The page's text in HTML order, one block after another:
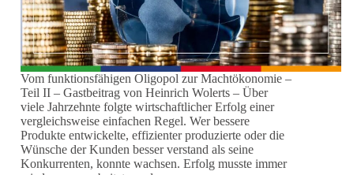
Vom funktionsfähigen Oligopol zur Machtökonomie –
Teil II – Gastbeitrag von Heinrich Wolerts – Über
viele Jahrzehnte folgte wirtschaftlicher Erfolg einer
vergleichsweise einfachen Regel. Wer bessere
Produkte entwickelte, effizienter produzierte oder die
Wünsche der Kunden besser verstand als seine
Konkurrenten, konnte wachsen. Erfolg musste immer